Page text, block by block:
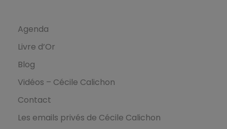
Agenda
Livre d’Or
Blog
Vidéos – Cécile Calichon
Contact
Les emails privés de Cécile Calichon